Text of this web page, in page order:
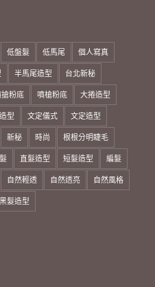
低盤髮 低馬尾 個人寫真
半馬尾造型 台北新秘
搶粉底 噴槍粉底 大捲造型
型 文定儀式 文定造型
新秘 時尚 根根分明睫毛
直髮造型 短髮造型 編髮
自然輕透 自然透亮 自然風格
黑髮造型